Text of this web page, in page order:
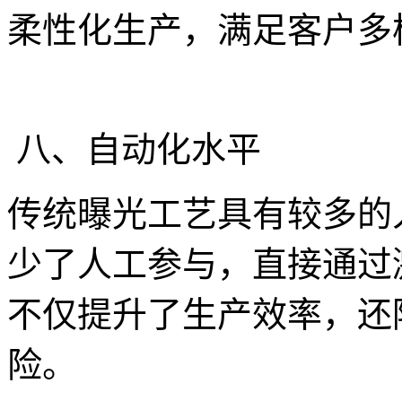
柔性化生产，满足客户
八、自动化水平
传统曝光工艺具有较多
少了人工参与，直接通
不仅提升了生产效率，
险。